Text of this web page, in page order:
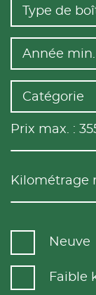
Type de
Année min.
Catégorie
Prix max. :
Kilométrage
Neuve
Faible